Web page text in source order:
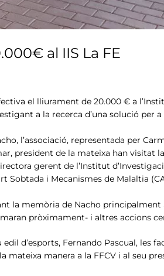
al IIS La FE
el lliurament de 20.000 € a
a la recerca d’una solució per
l’associació, representada per
president de la mateixa han
gerent de l’Institut
Sobtada i Mecanismes de Malaltia
la memòria de Nacho
pròximament- i altres accions
d’esports, Fernando Pascual,
mateixa manera a la FFCV i al seu